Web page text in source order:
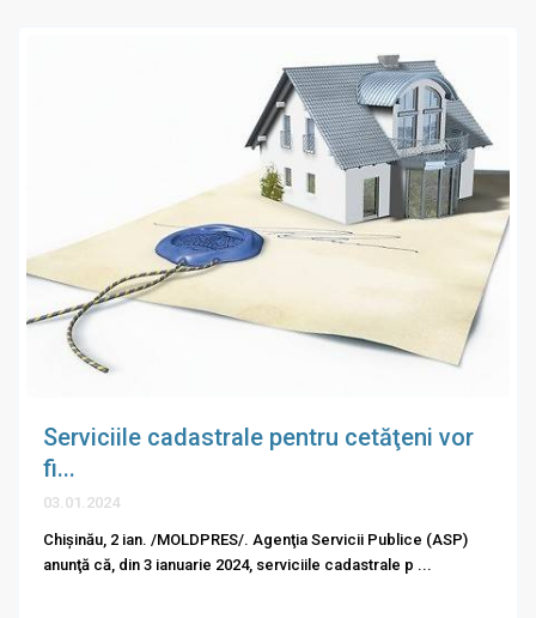
Serviciile cadastrale pentru cetăţeni vor
fi...
03.01.2024
Chişinău, 2 ian. /MOLDPRES/. Agenţia Servicii Publice (ASP)
anunţă că, din 3 ianuarie 2024, serviciile cadastrale p ...